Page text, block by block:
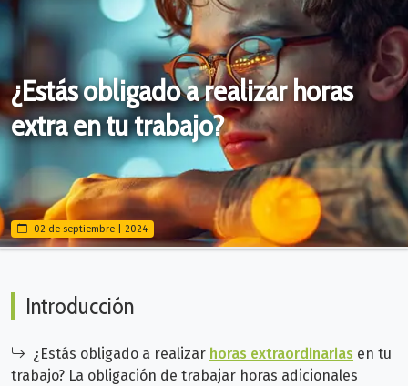
¿Estás obligado a realizar horas
extra en tu trabajo?
02 de septiembre | 2024
Introducción
¿Estás obligado a realizar horas extraordinarias en tu
trabajo? La obligación de trabajar horas adicionales